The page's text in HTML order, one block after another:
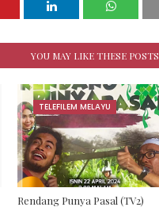
YOU MAY LIKE THESE POSTS
TELEFILEM MELAYU
Rendang Punya Pasal (TV2)